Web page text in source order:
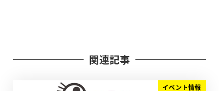
関連記事
イベント情報